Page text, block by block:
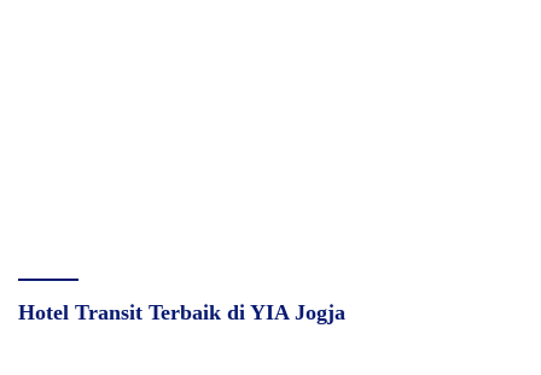
Hotel Transit Terbaik di YIA Jogja